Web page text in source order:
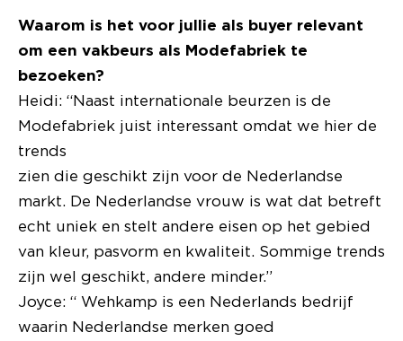
Waarom is het voor jullie als buyer relevant
om een vakbeurs als Modefabriek te
bezoeken?
Heidi: “Naast internationale beurzen is de
Modefabriek juist interessant omdat we hier de
trends
zien die geschikt zijn voor de Nederlandse
markt. De Nederlandse vrouw is wat dat betreft
echt uniek en stelt andere eisen op het gebied
van kleur, pasvorm en kwaliteit. Sommige trends
zijn wel geschikt, andere minder.”
Joyce: “ Wehkamp is een Nederlands bedrijf
waarin Nederlandse merken goed